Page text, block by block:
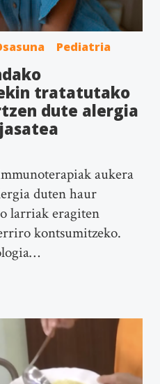
Pediatria
tratatutako
dute alergia
aukera
duten haur
larriak eragiten
kontsumitzeko.